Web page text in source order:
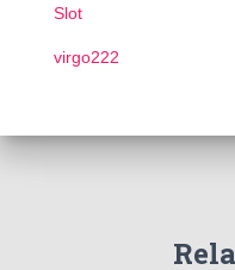
Slot
virgo222